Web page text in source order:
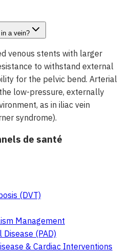
a vein?
venous stents with larger
to withstand external
for the pelvic bend. Arterial
low-pressure, externally
as in iliac vein
syndrome).
de santé
(DVT)
Management
(PAD)
& Cardiac Interventions